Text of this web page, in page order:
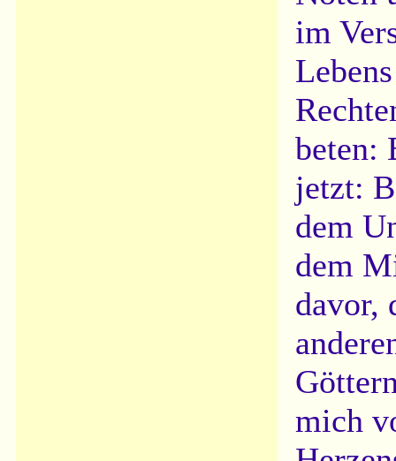
im
beten:
jetzt:
dem
dem
davor,
mich